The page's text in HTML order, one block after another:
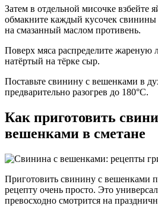
Затем в отдельной мисочке взбейте
обмакните каждый кусочек
на смазанный маслом противень.
Поверх мяса распределите жареную
натёртый на тёрке сыр.
Поставьте свинину с вешенками в
предварительно разогрев до 180°С.
Как приготовить
вешенками в сметане
Приготовить свинину с вешенками
рецепту очень просто. Это
превосходно смотрится на